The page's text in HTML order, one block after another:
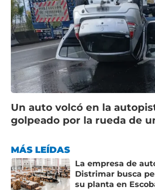
Un auto volcó en la
golpeado por la rueda de
MÁS LEÍDAS
La empresa de
Distrimar busca
su planta en